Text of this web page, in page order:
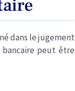
dans le jugement
peut être